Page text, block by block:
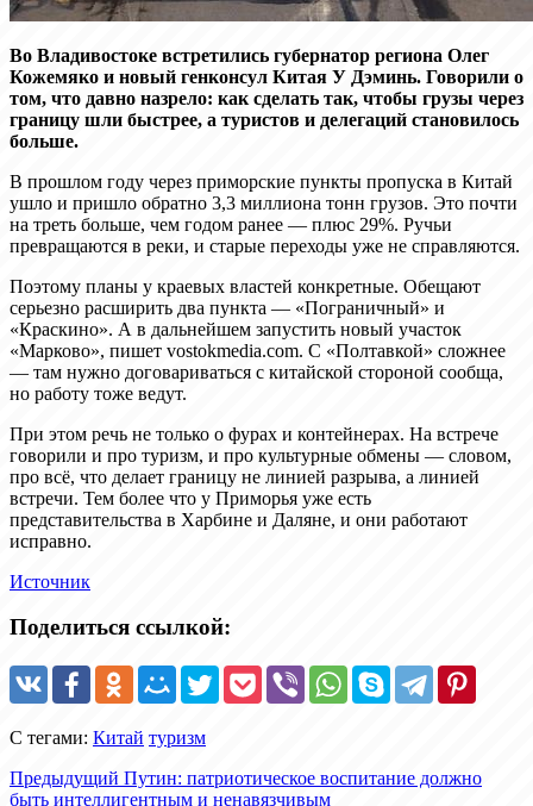
Во Владивостоке встретились губернатор региона Олег
Кожемяко и новый генконсул Китая У Дэминь. Говорили о
том, что давно назрело: как сделать так, чтобы грузы через
границу шли быстрее, а туристов и делегаций становилось
больше.
В прошлом году через приморские пункты пропуска в Китай
ушло и пришло обратно 3,3 миллиона тонн грузов. Это почти
на треть больше, чем годом ранее — плюс 29%. Ручьи
превращаются в реки, и старые переходы уже не справляются.
Поэтому планы у краевых властей конкретные. Обещают
серьезно расширить два пункта — «Пограничный» и
«Краскино». А в дальнейшем запустить новый участок
«Марково», пишет vostokmedia.com. С «Полтавкой» сложнее
— там нужно договариваться с китайской стороной сообща,
но работу тоже ведут.
При этом речь не только о фурах и контейнерах. На встрече
говорили и про туризм, и про культурные обмены — словом,
про всё, что делает границу не линией разрыва, а линией
встречи. Тем более что у Приморья уже есть
представительства в Харбине и Даляне, и они работают
исправно.
Источник
Поделиться ссылкой:
С тегами: Китай туризм
Предыдущий Путин: патриотическое воспитание должно
быть интеллигентным и ненавязчивым